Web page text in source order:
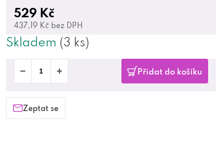
529 Kč
437,19 Kč bez DPH
Skladem (3 ks)
Přidat do košíku
Zeptat se